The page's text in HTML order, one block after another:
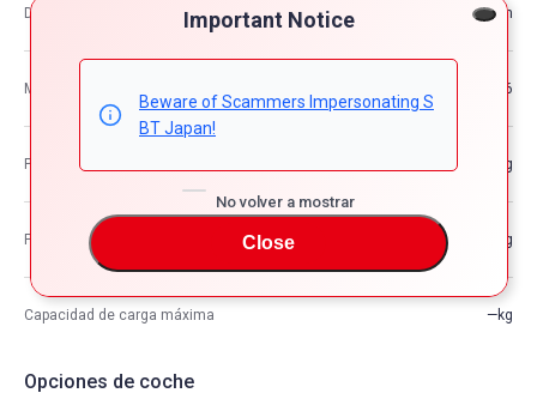
Important Notice
Beware of Scammers Impersonating S
BT Japan!
No volver a mostrar
Close
Dimensión 4.02m×1.71m×1.42m
M3 9.76
Peso del vehículo —kg
Peso bruto del vehículo —kg
Capacidad de carga máxima —kg
Opciones de coche